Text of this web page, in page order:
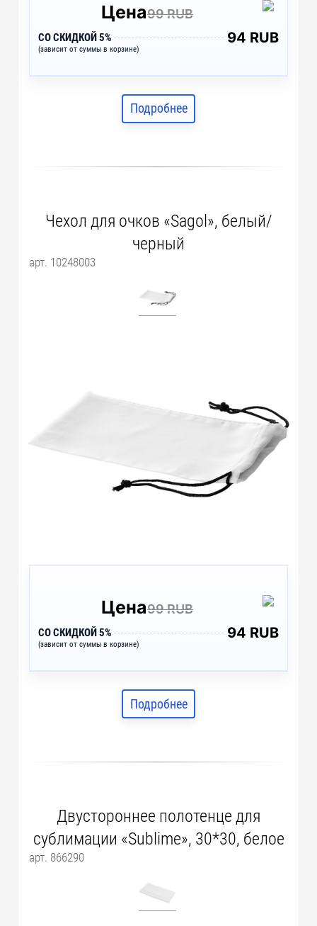
Цена99 RUB
СО СКИДКОЙ 5%
(зависит от суммы в корзине)
94 RUB
Подробнее
Чехол для очков «Sagol», белый/
черный
арт. 10248003
Цена99 RUB
СО СКИДКОЙ 5%
(зависит от суммы в корзине)
94 RUB
Подробнее
Двустороннее полотенце для
сублимации «Sublime», 30*30, белое
арт. 866290